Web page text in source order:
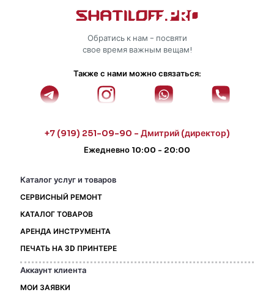
Обратись к нам - посвяти
свое время важным вещам!
Также с нами можно связаться:
+7 (919) 251-09-90 - Дмитрий (директор)
Ежедневно 10:00 - 20:00
Каталог услуг и товаров
СЕРВИСНЫЙ РЕМОНТ
КАТАЛОГ ТОВАРОВ
АРЕНДА ИНСТРУМЕНТА
ПЕЧАТЬ НА 3D ПРИНТЕРЕ
Аккаунт клиента
МОИ ЗАЯВКИ